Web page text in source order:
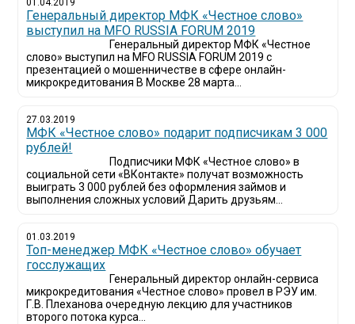
01.04.2019
Генеральный директор МФК «Честное слово»
выступил на MFO RUSSIA FORUM 2019
Генеральный директор МФК «Честное
слово» выступил на MFO RUSSIA FORUM 2019 с
презентацией о мошенничестве в сфере онлайн-
микрокредитования В Москве 28 марта...
27.03.2019
МФК «Честное слово» подарит подписчикам 3 000
рублей!
Подписчики МФК «Честное слово» в
социальной сети «ВКонтакте» получат возможность
выиграть 3 000 рублей без оформления займов и
выполнения сложных условий Дарить друзьям...
01.03.2019
Топ-менеджер МФК «Честное слово» обучает
госслужащих
Генеральный директор онлайн-сервиса
микрокредитования «Честное слово» провел в РЭУ им.
Г.В. Плеханова очередную лекцию для участников
второго потока курса...